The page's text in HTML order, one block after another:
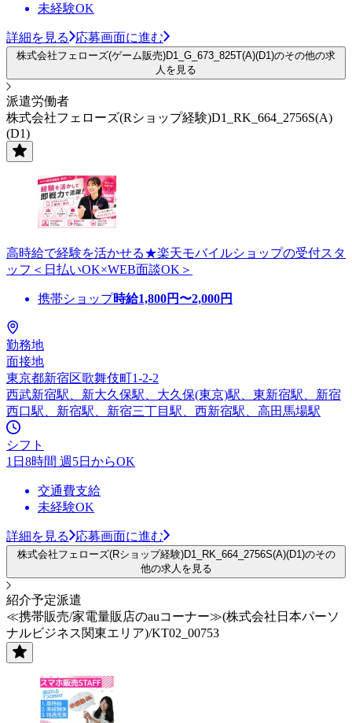
未経験OK
詳細を見る 応募画面に進む
株式会社フェローズ(ゲーム販売)D1_G_673_825T(A)(D1)のその他の求
人を見る
派遣労働者
株式会社フェローズ(Rショップ経験)D1_RK_664_2756S(A)
(D1)
高時給で経験を活かせる★楽天モバイルショップの受付スタ
ッフ＜日払いOK×WEB面談OK＞
携帯ショップ時給1,800円〜2,000円
勤務地
面接地
東京都新宿区歌舞伎町1-2-2
西武新宿駅、新大久保駅、大久保(東京)駅、東新宿駅、新宿
西口駅、新宿駅、新宿三丁目駅、西新宿駅、高田馬場駅
シフト
1日8時間 週5日からOK
交通費支給
未経験OK
詳細を見る 応募画面に進む
株式会社フェローズ(Rショップ経験)D1_RK_664_2756S(A)(D1)のその
他の求人を見る
紹介予定派遣
≪携帯販売/家電量販店のauコーナー≫(株式会社日本パーソ
ナルビジネス関東エリア)/KT02_00753